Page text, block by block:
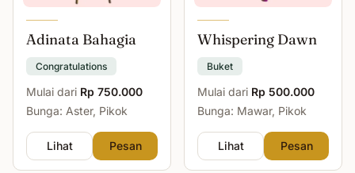
Adinata Bahagia
Congratulations
Mulai dari Rp 750.000
Bunga: Aster, Pikok
Lihat Pesan
Whispering Dawn
Buket
Mulai dari Rp 500.000
Bunga: Mawar, Pikok
Lihat Pesan